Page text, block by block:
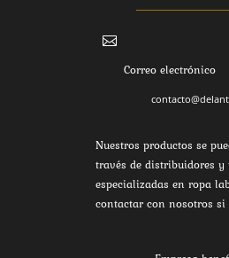

Correo electrónico
Nuestros productos se
través de distribuidores y
especializadas en ropa
contactar con nosotros si